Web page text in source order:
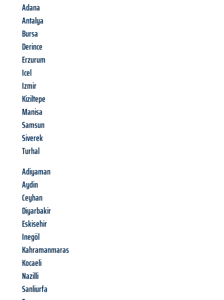
Adana
Antalya
Bursa
Derince
Erzurum
Icel
Izmir
Kiziltepe
Manisa
Samsun
Siverek
Turhal
Adiyaman
Aydin
Ceyhan
Diyarbakir
Eskisehir
Inegöl
Kahramanmaras
Kocaeli
Nazilli
Sanliurfa